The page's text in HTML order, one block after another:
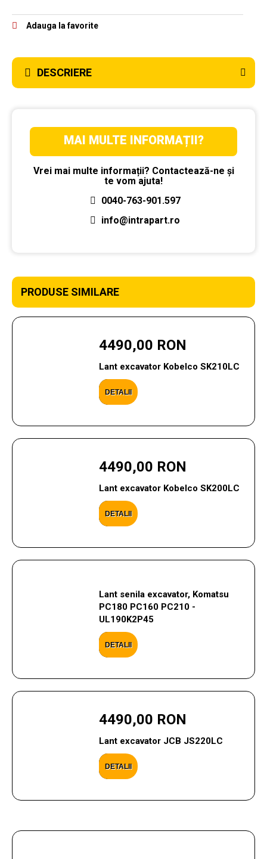
Adauga la favorite
DESCRIERE
MAI MULTE INFORMAȚII?
Vrei mai multe informații? Contactează-ne și
te vom ajuta!
0040-763-901.597
info@intrapart.ro
PRODUSE SIMILARE
4490,00 RON
Lant excavator Kobelco SK210LC
DETALII
4490,00 RON
Lant excavator Kobelco SK200LC
DETALII
Lant senila excavator, Komatsu
PC180 PC160 PC210 -
UL190K2P45
DETALII
4490,00 RON
Lant excavator JCB JS220LC
DETALII